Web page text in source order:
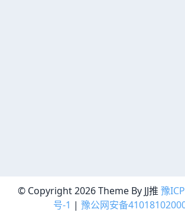
© Copyright 2026 Theme By JJ推 豫
号-1 | 豫公网安备